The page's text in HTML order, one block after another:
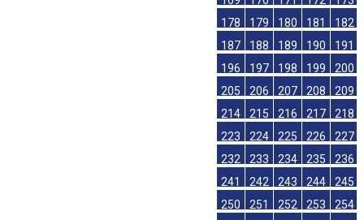
178
179 180 181 182
187
188 189 190 191
196
197 198 199 200
205
206 207 208 209
214
215 216 217 218
223
224 225 226 227
232
233 234 235 236
241
242 243 244 245
250
251 252 253 254